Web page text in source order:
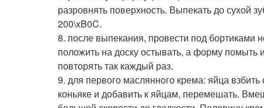
разровнять поверхность. Выпекать до сухой
200\xB0C.
8. после выпекания, провести под бортиками
положить на доску остывать, а форму помыть
повторять так каждый раз.
9. для первого маслянного крема: яйца
коньяке и добавить к яйцам, перемешать.